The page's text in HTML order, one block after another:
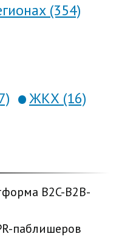
(354)
ЖКХ (16)
B2C-B2B-
паблишеров